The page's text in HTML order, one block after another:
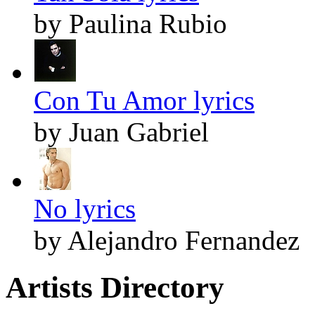
by Paulina Rubio
Con Tu Amor lyrics
by Juan Gabriel
No lyrics
by Alejandro Fernandez
Artists Directory